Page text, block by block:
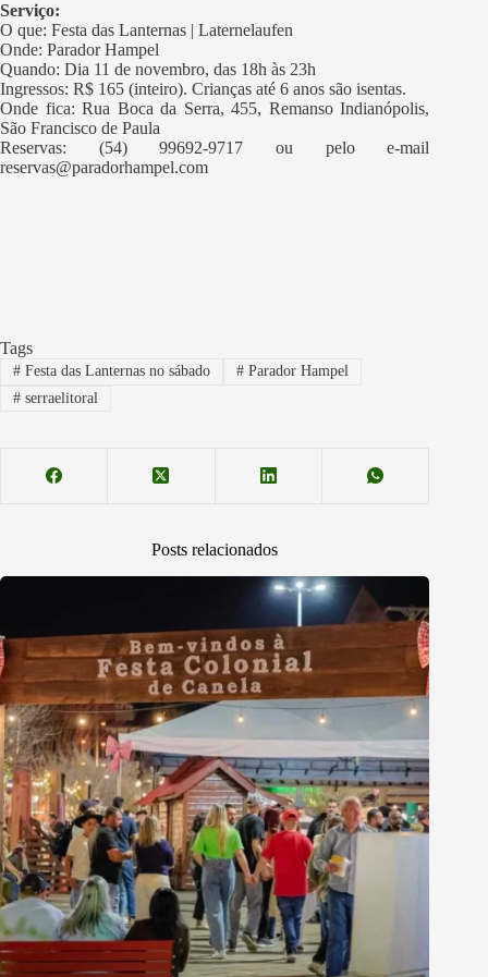
Serviço:
O que: Festa das Lanternas | Laternelaufen
Onde: Parador Hampel
Quando: Dia 11 de novembro, das 18h às 23h
Ingressos: R$ 165 (inteiro). Crianças até 6 anos são isentas.
Onde fica: Rua Boca da Serra, 455, Remanso Indianópolis,
São Francisco de Paula
Reservas: (54) 99692-9717 ou pelo e-mail
reservas@paradorhampel.com
Tags
#Festa das Lanternas no sábado #Parador Hampel
#serraelitoral
Posts relacionados